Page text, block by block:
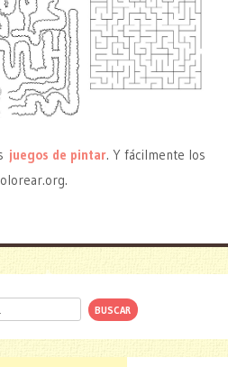
juegos de pintar. Y fácilmente los